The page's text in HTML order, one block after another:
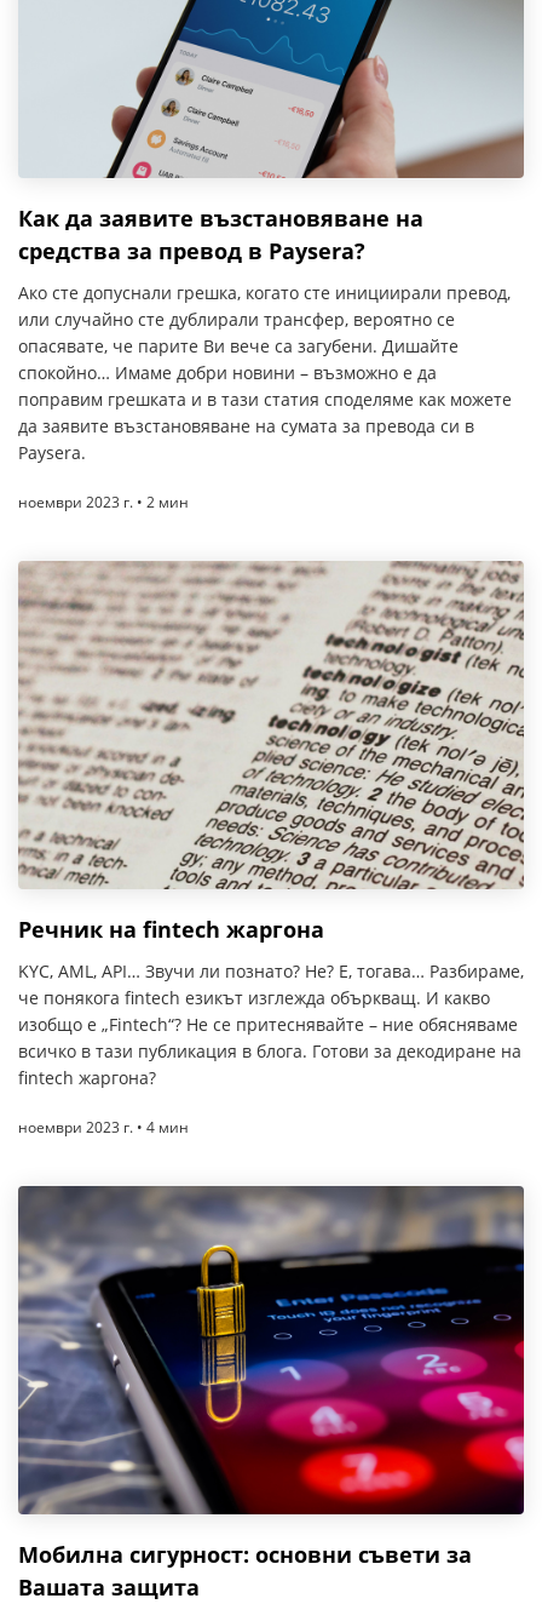
Как да заявите възстановяване на
средства за превод в Paysera?
Ако сте допуснали грешка, когато сте инициирали превод,
или случайно сте дублирали трансфер, вероятно се
опасявате, че парите Ви вече са загубени. Дишайте
спокойно… Имаме добри новини – възможно е да
поправим грешката и в тази статия споделяме как можете
да заявите възстановяване на сумата за превода си в
Paysera.
ноември 2023 г. • 2 мин
Речник на fintech жаргона
KYC, AML, API… Звучи ли познато? Не? Е, тогава… Разбираме,
че понякога fintech езикът изглежда объркващ. И какво
изобщо е „Fintech“? Не се притеснявайте – ние обясняваме
всичко в тази публикация в блога. Готови за декодиране на
fintech жаргона?
ноември 2023 г. • 4 мин
Мобилна сигурност: основни съвети за
Вашата защита